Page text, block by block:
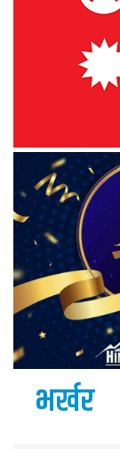
भर्खर